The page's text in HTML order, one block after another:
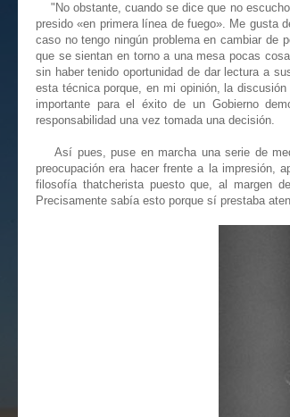
"No obstante, cuando se dice que no
presido «en primera línea de fuego». Me gusta
caso no tengo ningún problema en cambiar de
que se sientan en torno a una mesa pocas
sin haber tenido oportunidad de dar lectura a
esta técnica porque, en mi opinión, la
importante para el éxito de un Gobierno
responsabilidad una vez tomada una decisión.
Así pues, puse en marcha una serie de
preocupación era hacer frente a la impresión,
filosofía thatcherista puesto que, al margen
Precisamente sabía esto porque sí prestaba